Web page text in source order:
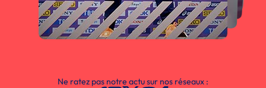
Ne ratez pas notre actu sur nos réseaux :